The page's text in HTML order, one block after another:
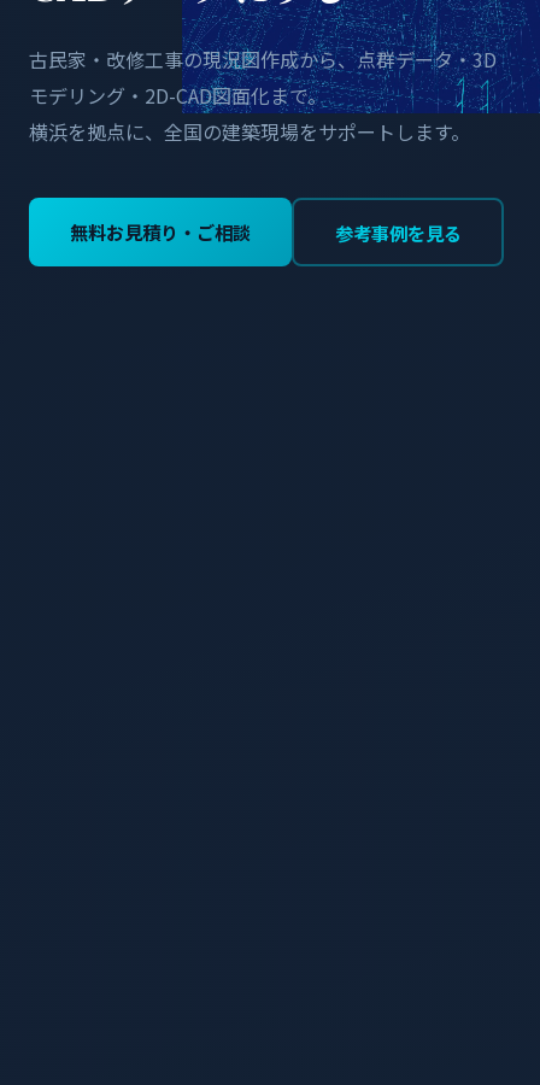
古民家・改修工事の現況図作成から、点群データ・3D
モデリング・2D-CAD図面化まで。
横浜を拠点に、全国の建築現場をサポートします。
無料お見積り・ご相談 参考事例を見る